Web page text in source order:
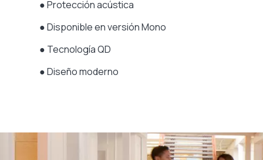
● Protección acústica
● Disponible en versión Mono
● Tecnología QD
● Diseño moderno